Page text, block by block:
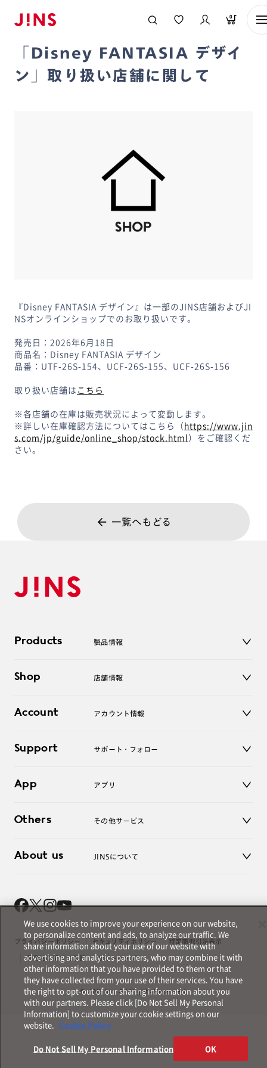
0
「Disney FANTASIA デザイン」取
2026/06/17
「Disney FANTASIA デザイ
ン」取り扱い店舗に関して
『Disney FANTASIA デザイン』は一部のJINS店舗およびJI
NSオンラインショップでのお取り扱いです。
発売日：2026年6月18日
商品名：Disney FANTASIA デザイン
品番：UTF-26S-154、UCF-26S-155、UCF-26S-156
取り扱い店舗は こちら
※各店舗の在庫は販売状況によって変動します。
※詳しい在庫確認方法についてはこちら（https://www.jin
s.com/jp/guide/online_shop/stock.html）をご確認くだ
さい。
一覧へもどる
Products 製品情報
サングラス
コンタクトレンズ
アクセサリー
Shop 店舗情報
オンラインショップ
Account アカウント情報
ログアウト
Support サポート・フォロー
よくあるご質問
お問い合わせ
App アプリ
Others その他サービス
レンズ交換
About us JINSについて
採用情報
法人のお客様
出店について
プライバシーポリシー セキュリティポリシー 特定商取引法表示
薬機法に関する表記 サイトマップ
© JINS Inc. All Rights Reserved.
We use cookies to improve your experience on our website,
to personalize content and ads, to analyze our traffic. We
share information about your use of our website with
advertising and analytics partners, who may combine it with
other information that you have provided to them or that
they have collected from your use of their services. You have
the right to opt-out of our sharing information about you
with our partners. Please click [Do Not Sell My Personal
Information] to customize your cookie settings on our
website. Cookie Policy
Do Not Sell My Personal Information OK